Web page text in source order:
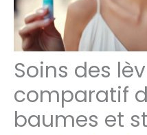
Soins des
comparatif
baumes et